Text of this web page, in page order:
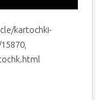
kartochki-